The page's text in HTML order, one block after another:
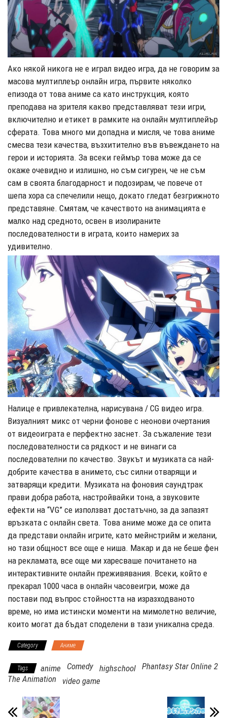
Ако някой никога не е играл видео игра, да не говорим за
масова мултиплеър онлайн игра, първите няколко
епизода от това аниме са като инструкция, която
преподава на зрителя какво представляват тези игри,
включително и етикет в рамките на онлайн мултиплейър
сферата. Това много ми допадна и мисля, че това аниме
смесва тези качества, възхитително във въвеждането на
герои и историята. За всеки геймър това може да се
окаже очевидно и излишно, но съм сигурен, че не съм
сам в своята благодарност и подозирам, че повече от
шепа хора са спечелили нещо, докато гледат безгрижното
представяне. Смятам, че качеството на анимацията е
малко над средното, освен в изолираните
последователности в играта, които намерих за
удивително.
Налице е привлекателна, нарисувана / CG видео игра.
Визуалният микс от черни фонове с неонови очертания
от видеоиграта е перфектно заснет. За съжаление тези
последователности са рядкост и не винаги са
последователни по качество. Звукът и музиката са най-
добрите качества в анимето, със силни отварящи и
затварящи кредити. Музиката на фоновия саундтрак
прави добра работа, настройвайки тона, а звуковите
ефекти на “VG” се използват достатъчно, за да запазят
връзката с онлайн света. Това аниме може да се опита
да представи онлайн игрите, като мейнстрийм и желани,
но тази общност все още е ниша. Макар и да не беше фен
на рекламата, все още ми харесваше почитането на
интерактивните онлайн преживявания. Всеки, който е
прекарал 1000 часа в онлайн часовеигри, може да
постави под въпрос стойността на изразходваното
време, но има истински моменти на мимолетно величие,
които могат да бъдат споделени в тази уникална среда.
Category Аниме
Tags anime Comedy highschool Phantasy Star Online 2
The Animation
video game